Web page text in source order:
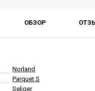
ОБЗОР
Norland
Parquet S
Seliger